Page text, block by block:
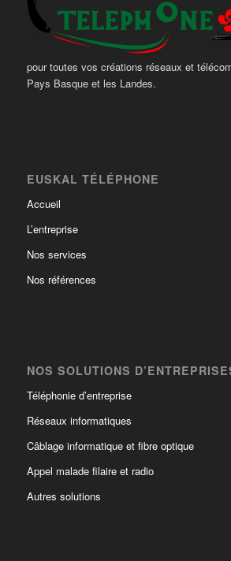
pour toutes vos créations réseaux et
Pays Basque et les Landes.
EUSKAL TÉLÉPHONE
Accueil
L’entreprise
Nos services
Nos références
NOS SOLUTIONS
Téléphonie d’entreprise
Réseaux informatiques
Câblage informatique et fibre optique
Appel malade filaire et radio
Autres solutions